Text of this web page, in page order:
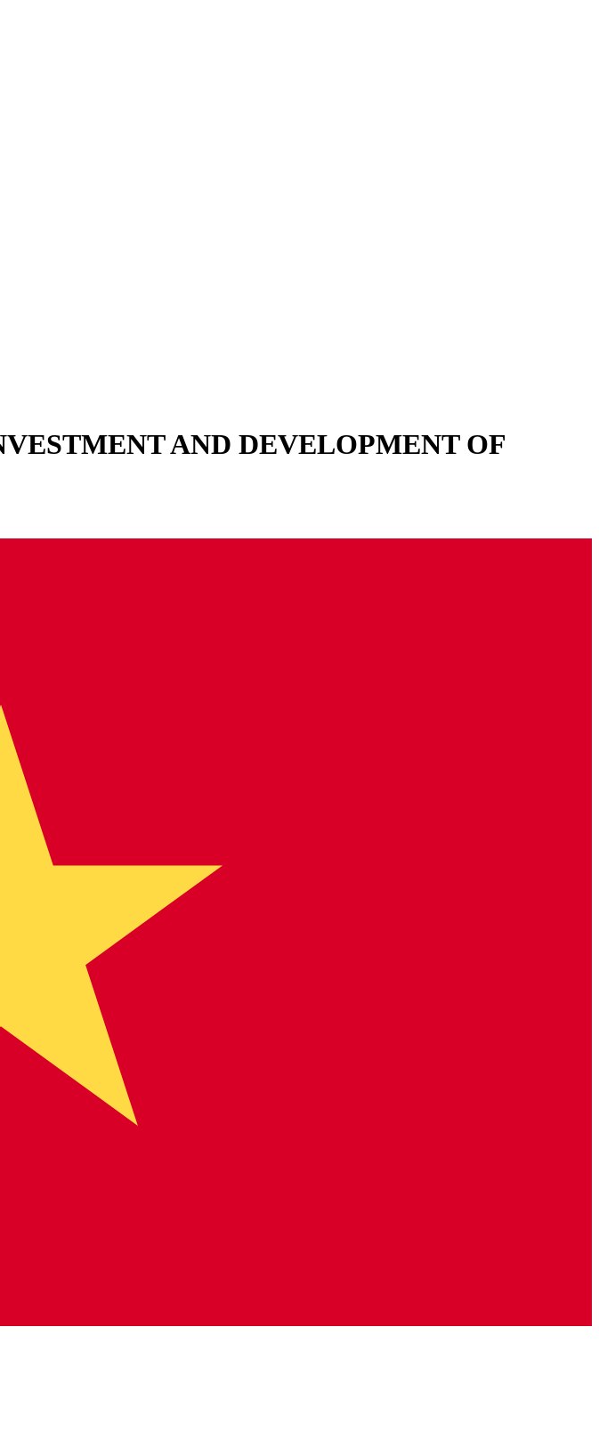
AND DEVELOPMENT OF